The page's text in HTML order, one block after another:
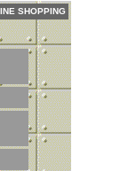
SHOPPING